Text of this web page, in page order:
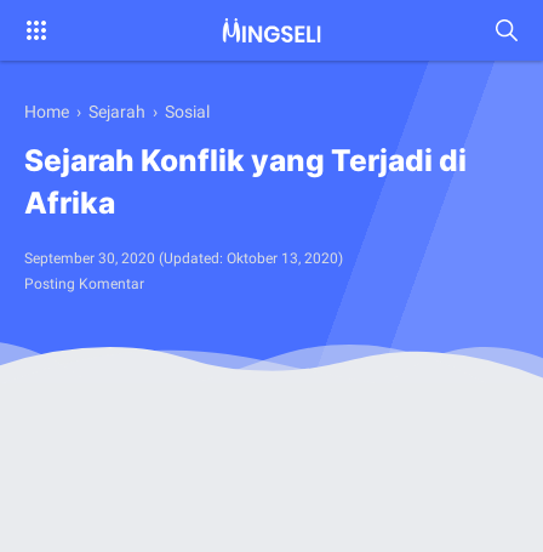
Home › Sejarah › Sosial
Sejarah Konflik yang Terjadi di
Afrika
September 30, 2020 (Updated: Oktober 13, 2020)
Posting Komentar